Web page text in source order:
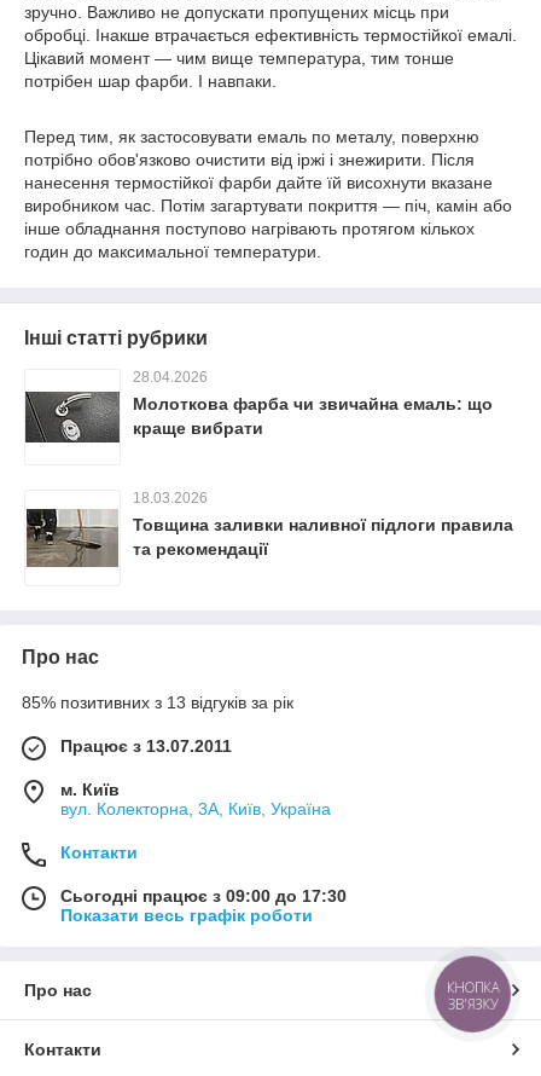
зручно. Важливо не допускати пропущених місць при
обробці. Інакше втрачається ефективність термостійкої емалі.
Цікавий момент — чим вище температура, тим тонше
потрібен шар фарби. І навпаки.
Перед тим, як застосовувати емаль по металу, поверхню
потрібно обов'язково очистити від іржі і знежирити. Після
нанесення термостійкої фарби дайте їй висохнути вказане
виробником час. Потім загартувати покриття — піч, камін або
інше обладнання поступово нагрівають протягом кількох
годин до максимальної температури.
Інші статті рубрики
28.04.2026
Молоткова фарба чи звичайна емаль: що
краще вибрати
18.03.2026
Товщина заливки наливної підлоги правила
та рекомендації
Про нас
85% позитивних з 13 відгуків за рік
Працює з 13.07.2011
м. Київ
вул. Колекторна, 3А, Київ, Україна
Контакти
Сьогодні працює з 09:00 до 17:30
Показати весь графік роботи
Про нас
Контакти
КНОПКА
ЗВ'ЯЗКУ